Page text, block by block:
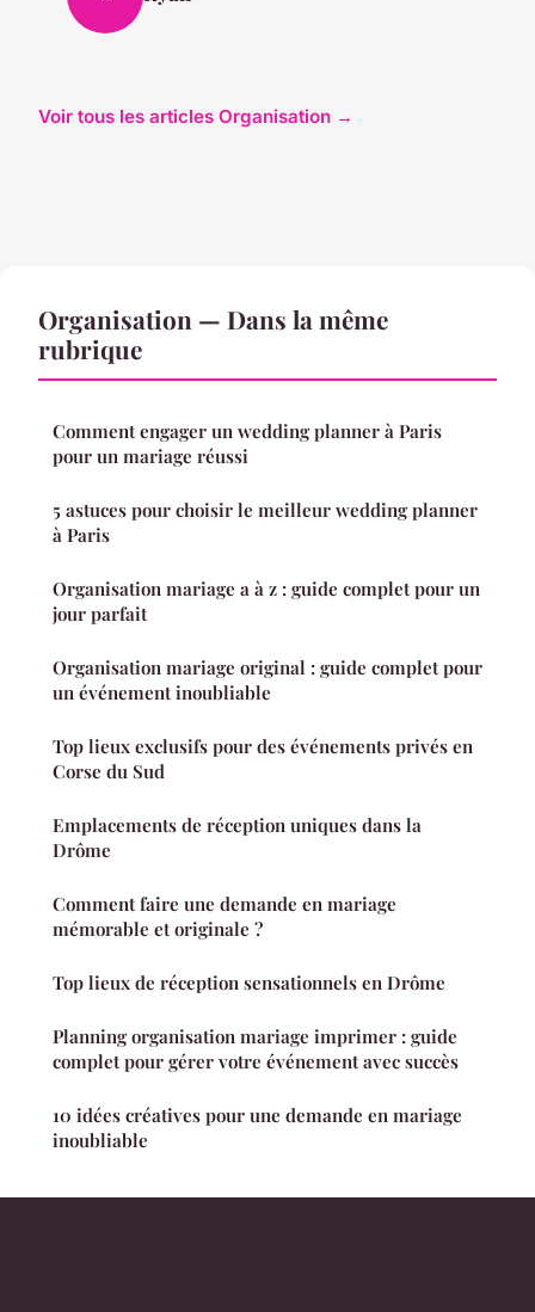
Voir tous les articles Organisation →
Organisation — Dans la même
rubrique
Comment engager un wedding planner à Paris
pour un mariage réussi
5 astuces pour choisir le meilleur wedding planner
à Paris
Organisation mariage a à z : guide complet pour un
jour parfait
Organisation mariage original : guide complet pour
un événement inoubliable
Top lieux exclusifs pour des événements privés en
Corse du Sud
Emplacements de réception uniques dans la
Drôme
Comment faire une demande en mariage
mémorable et originale ?
Top lieux de réception sensationnels en Drôme
Planning organisation mariage imprimer : guide
complet pour gérer votre événement avec succès
10 idées créatives pour une demande en mariage
inoubliable